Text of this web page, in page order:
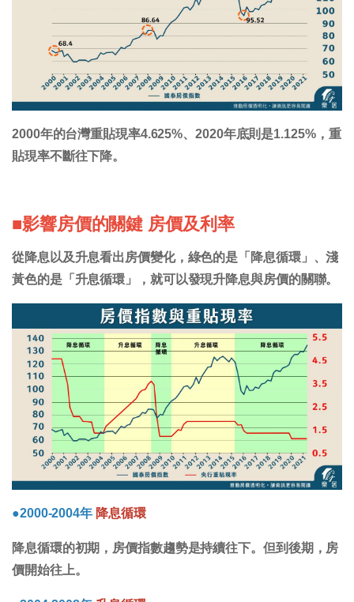
2000年的台灣重貼現率4.625%、2020年底則是1.125%，重
貼現率不斷往下降。
■影響房價的關鍵 房價及利率
從降息以及升息看出房價變化，綠色的是「降息循環」、淺
黃色的是「升息循環」，就可以發現升降息與房價的關聯。
●2000-2004年 降息循環
降息循環的初期，房價指數趨勢是持續往下。但到後期，房
價開始往上。